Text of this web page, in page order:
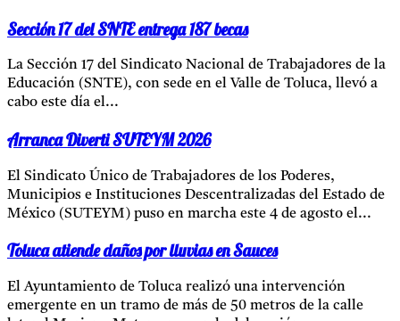
Sección 17 del SNTE entrega 187 becas
La Sección 17 del Sindicato Nacional de Trabajadores de la
Educación (SNTE), con sede en el Valle de Toluca, llevó a
cabo este día el...
Arranca Diverti SUTEYM 2026
El Sindicato Único de Trabajadores de los Poderes,
Municipios e Instituciones Descentralizadas del Estado de
México (SUTEYM) puso en marcha este 4 de agosto el...
Toluca atiende daños por lluvias en Sauces
El Ayuntamiento de Toluca realizó una intervención
emergente en un tramo de más de 50 metros de la calle